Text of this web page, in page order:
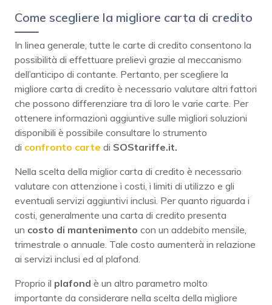
Come scegliere la migliore carta di credito
In linea generale, tutte le carte di credito consentono la
possibilità di effettuare prelievi grazie al meccanismo
dell’anticipo di contante. Pertanto, per scegliere la
migliore carta di credito è necessario valutare altri fattori
che possono differenziare tra di loro le varie carte. Per
ottenere informazioni aggiuntive sulle migliori soluzioni
disponibili è possibile consultare lo strumento
di confronto carte di SOStariffe.it.
Nella scelta della miglior carta di credito è necessario
valutare con attenzione i costi, i limiti di utilizzo e gli
eventuali servizi aggiuntivi inclusi. Per quanto riguarda i
costi, generalmente una carta di credito presenta
un costo di mantenimento con un addebito mensile,
trimestrale o annuale. Tale costo aumenterà in relazione
ai servizi inclusi ed al plafond.
Proprio il plafond è un altro parametro molto
importante da considerare nella scelta della migliore